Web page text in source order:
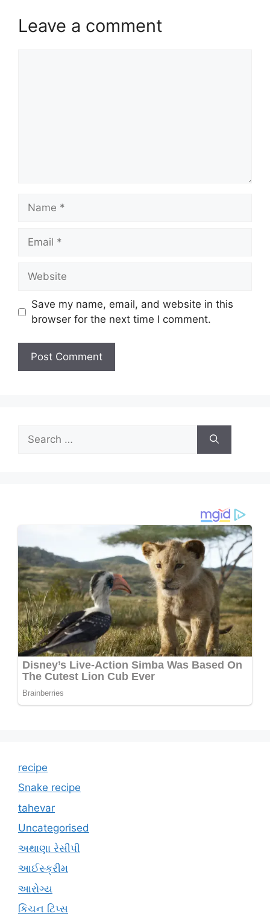
Leave a comment
Name
Email
Website
Save my name, email, and website in this
browser for the next time I comment.
for:
recipe
Snake recipe
tahevar
Uncategorised
અથાણા રેસીપી
આઈસ્ક્રીમ
આરોગ્ય
કિચન ટિપ્સ